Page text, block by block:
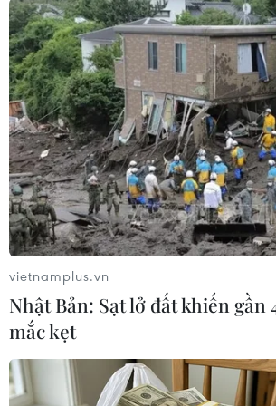
giá USD từ 23.260-23.350 đồng/
so với chốt phiên trước./.
vietnamplus.vn
Nhật Bản: Sạt lở đất khiến gần
mắc kẹt